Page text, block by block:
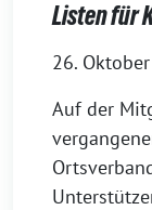
Listen für
26.
Auf der